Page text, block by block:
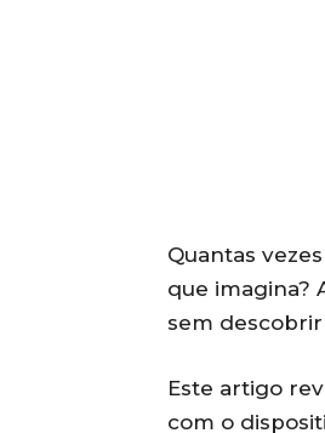
Quantas
que imagina?
sem
Este artigo
com o